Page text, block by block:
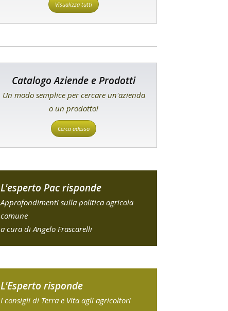
Visualizza tutti
Catalogo Aziende e Prodotti
Un modo semplice per cercare un'azienda
o un prodotto!
Cerca adesso
L'esperto Pac risponde
Approfondimenti sulla politica agricola
comune
a cura di Angelo Frascarelli
L'Esperto risponde
I consigli di Terra e Vita agli agricoltori